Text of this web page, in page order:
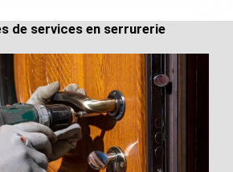
de services en serrurerie